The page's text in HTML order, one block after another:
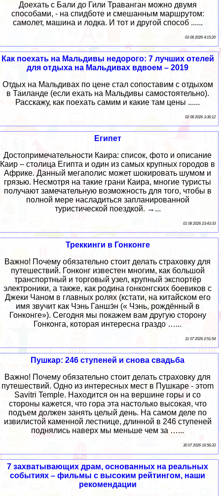
Доехать с Бали до Гили Траванган можно двумя
способами, - на спидботе и смешанным маршрутом:
самолет, машина и лодка. И тот и другой способ ......
03 08 2026 4:15:20
Как поехать на Мальдивы недорого: 7 лучших отелей
для отдыха на Мальдивах вдвоем – 2019
Отдых на Мальдивах по цене стал сопоставим с отдыхом
в Таиланде (если ехать на Мальдивы самостоятельно).
Расскажу, как поехать самим и какие там цены ......
02 08 2026 3:36:12
Египет
Достопримечательности Каира: список, фото и описание
Каир – столица Египта и один из самых крупных городов в
Африке. Данный мегаполис может шокировать шумом и
грязью. Несмотря на такие грани Каира, многие туристы
получают замечательную возможность для того, чтобы в
полной мере насладиться запланированной
туристической поездкой. →...
01 08 2026 23:43:33
Треккинги в Гонконге
Важно! Почему обязательно стоит делать страховку для
путешествий. Гонконг известен многим, как большой
транспортный и торговый узел, крупный экспортёр
электроники, а также, как родина гонконгских боевиков с
Джеки Чаном в главных ролях (кстати, на китайском его
имя звучит как Чэнь Ганшэ́н (« Чэнь, рождённый в
Гонконге»). Сегодня мы покажем вам другую сторону
Гонконга, которая интересна граздо …...
31 07 2026 2:51:54
Пушкар: 246 ступеней и снова свадьба
Важно! Почему обязательно стоит делать страховку для
путешествий. Одно из интересных мест в Пушкаре - этоm
Savitri Temple. Находится он на вершине горы и со
стороны кажется, что гора эта настолько высокая, что
подъем должен занять целый день. На самом деле по
извилистой каменной лестнице, длинной в 246 ступеней
поднялись наверх мы меньше чем за …...
30 07 2026 16:56:33
7 захватывающих драм, основанных на реальных
событиях – фильмы с высоким рейтингом, наши
рекомендации